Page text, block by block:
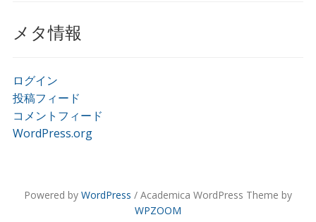
メタ情報
ログイン
投稿フィード
コメントフィード
WordPress.org
Powered by WordPress / Academica WordPress Theme by
WPZOOM